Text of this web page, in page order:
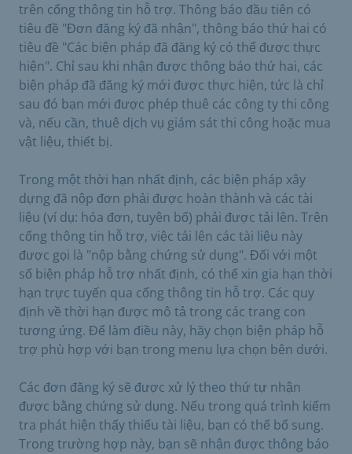
trên cổng thông tin hỗ trợ. Thông báo đầu tiên có
tiêu đề "Đơn đăng ký đã nhận", thông báo thứ hai có
tiêu đề "Các biện pháp đã đăng ký có thể được thực
hiện". Chỉ sau khi nhận được thông báo thứ hai, các
biện pháp đã đăng ký mới được thực hiện, tức là chỉ
sau đó bạn mới được phép thuê các công ty thi công
và, nếu cần, thuê dịch vụ giám sát thi công hoặc mua
vật liệu, thiết bị.
Trong một thời hạn nhất định, các biện pháp xây
dựng đã nộp đơn phải được hoàn thành và các tài
liệu (ví dụ: hóa đơn, tuyên bố) phải được tải lên. Trên
cổng thông tin hỗ trợ, việc tải lên các tài liệu này
được gọi là "nộp bằng chứng sử dụng". Đối với một
số biện pháp hỗ trợ nhất định, có thể xin gia hạn thời
hạn trực tuyến qua cổng thông tin hỗ trợ. Các quy
định về thời hạn được mô tả trong các trang con
tương ứng. Để làm điều này, hãy chọn biện pháp hỗ
trợ phù hợp với bạn trong menu lựa chọn bên dưới.
Các đơn đăng ký sẽ được xử lý theo thứ tự nhận
được bằng chứng sử dụng. Nếu trong quá trình kiểm
tra phát hiện thấy thiếu tài liệu, bạn có thể bổ sung.
Trong trường hợp này, bạn sẽ nhận được thông báo